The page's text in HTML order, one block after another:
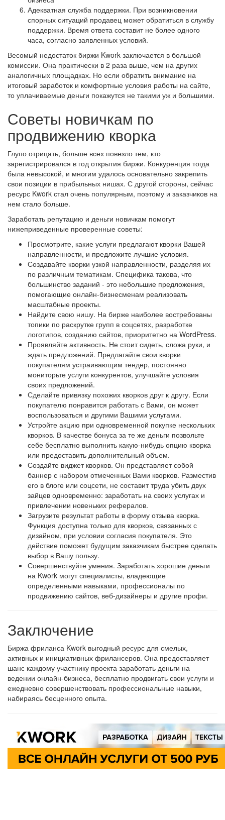
Адекватная служба поддержки. При возникновении
спорных ситуаций продавец может обратиться в службу
поддержки. Время ответа составит не более одного
часа, согласно заявленных условий.
Весомый недостаток биржи Kwork заключается в большой
комиссии. Она практически в 2 раза выше, чем на других
аналогичных площадках. Но если обратить внимание на
итоговый заработок и комфортные условия работы на сайте,
то уплачиваемые деньги покажутся не такими уж и большими.
Советы новичкам по
продвижению кворка
Глупо отрицать, больше всех повезло тем, кто
зарегистрировался в год открытия биржи. Конкуренция тогда
была невысокой, и многим удалось основательно закрепить
свои позиции в прибыльных нишах. С другой стороны, сейчас
ресурс Kwork стал очень популярным, поэтому и заказчиков на
нем стало больше.
Заработать репутацию и деньги новичкам помогут
нижеприведенные проверенные советы:
Просмотрите, какие услуги предлагают кворки Вашей
направленности, и предложите лучшие условия.
Создавайте кворки узкой направленности, разделяя их
по различным тематикам. Специфика такова, что
большинство заданий - это небольшие предложения,
помогающие онлайн-бизнесменам реализовать
масштабные проекты.
Найдите свою нишу. На бирже наиболее востребованы
топики по раскрутке групп в соцсетях, разработке
логотипов, созданию сайтов, приоритетно на WordPress.
Проявляйте активность. Не стоит сидеть, сложа руки, и
ждать предложений. Предлагайте свои кворки
покупателям устраивающим тендер, постоянно
мониторьте услуги конкурентов, улучшайте условия
своих предложений.
Сделайте привязку похожих кворков друг к другу. Если
покупателю понравится работать с Вами, он может
воспользоваться и другими Вашими услугами.
Устройте акцию при одновременной покупке нескольких
кворков. В качестве бонуса за те же деньги позвольте
себе бесплатно выполнить какую-нибудь опцию кворка
или предоставить дополнительный объем.
Создайте виджет кворков. Он представляет собой
баннер с набором отмеченных Вами кворков. Разместив
его в блоге или соцсети, не составит труда убить двух
зайцев одновременно: заработать на своих услугах и
привлечении новеньких рефералов.
Загрузите результат работы в форму отзыва кворка.
Функция доступна только для кворков, связанных с
дизайном, при условии согласия покупателя. Это
действие поможет будущим заказчикам быстрее сделать
выбор в Вашу пользу.
Совершенствуйте умения. Заработать хорошие деньги
на Kwork могут специалисты, владеющие
определенными навыками, профессионалы по
продвижению сайтов, веб-дизайнеры и другие профи.
Заключение
Биржа фриланса Kwork выгодный ресурс для смелых,
активных и инициативных фрилансеров. Она предоставляет
шанс каждому участнику проекта заработать деньги на
ведении онлайн-бизнеса, бесплатно продвигать свои услуги и
ежедневно совершенствовать профессиональные навыки,
набираясь бесценного опыта.